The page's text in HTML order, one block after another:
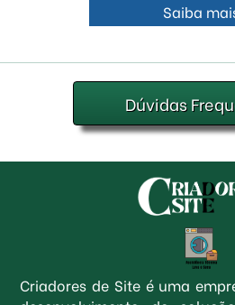
Saiba
Dúvidas
Criadores de Site é uma